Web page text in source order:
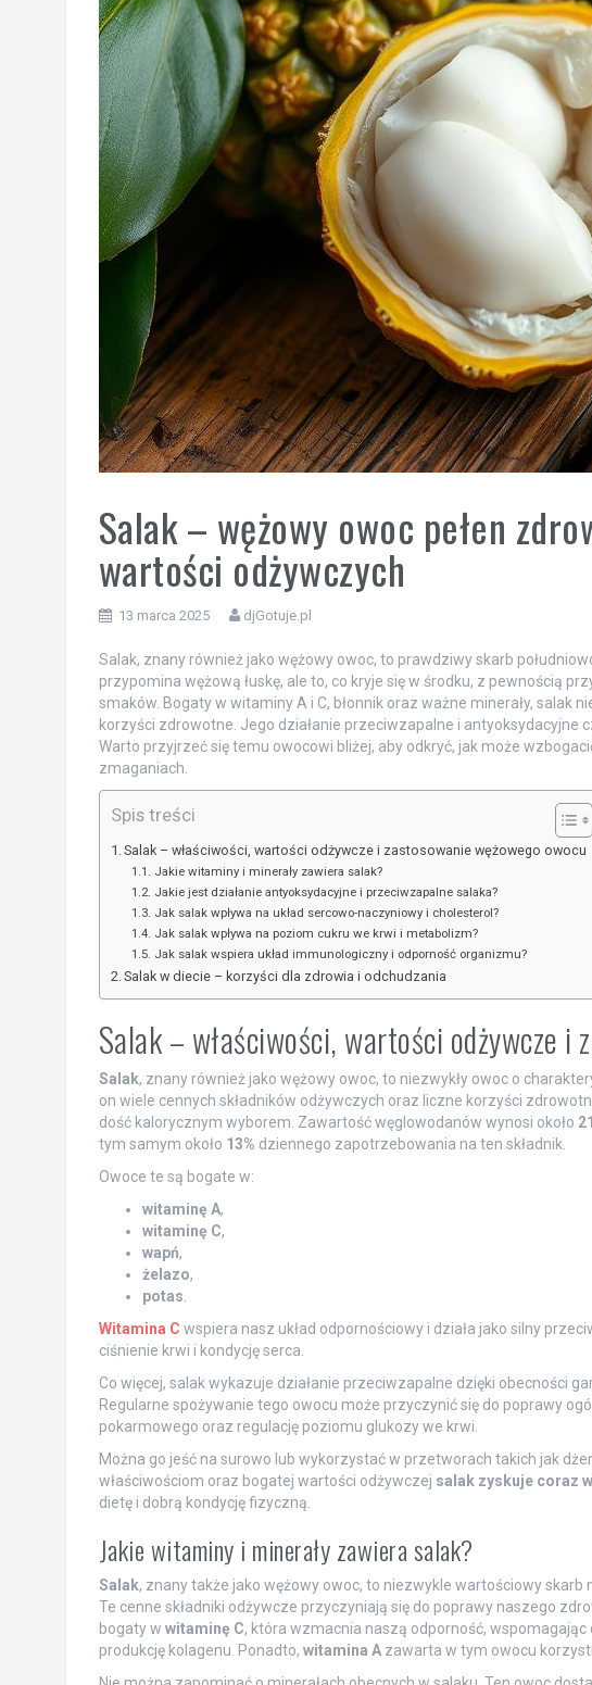
Salak – wężowy owoc pełen
wartości odżywczych
13 marca 2025 djGotuje.pl
Salak, znany również jako wężowy owoc, to prawdziwy skarb
przypomina wężową łuskę, ale to, co kryje się w środku, z pewnością
smaków. Bogaty w witaminy A i C, błonnik oraz ważne minerały, salak
korzyści zdrowotne. Jego działanie przeciwzapalne i antyoksydacyjne
Warto przyjrzeć się temu owocowi bliżej, aby odkryć, jak może
zmaganiach.
Spis treści
Salak – właściwości, wartości odżywcze i zastosowanie wężowego owocu
Jakie witaminy i minerały zawiera salak?
Jakie jest działanie antyoksydacyjne i przeciwzapalne salaka?
Jak salak wpływa na układ sercowo-naczyniowy i cholesterol?
Jak salak wpływa na poziom cukru we krwi i metabolizm?
Jak salak wspiera układ immunologiczny i odporność organizmu?
Salak w diecie – korzyści dla zdrowia i odchudzania
Salak – właściwości, wartości odżywcze i
Salak, znany również jako wężowy owoc, to niezwykły owoc o
on wiele cennych składników odżywczych oraz liczne korzyści
dość kalorycznym wyborem. Zawartość węglowodanów wynosi około
tym samym około 13% dziennego zapotrzebowania na ten składnik.
Owoce te są bogate w:
witaminę A,
witaminę C,
wapń,
żelazo,
potas.
Witamina C wspiera nasz układ odpornościowy i działa jako silny
ciśnienie krwi i kondycję serca.
Co więcej, salak wykazuje działanie przeciwzapalne dzięki obecności
Regularne spożywanie tego owocu może przyczynić się do poprawy
pokarmowego oraz regulację poziomu glukozy we krwi.
Można go jeść na surowo lub wykorzystać w przetworach takich jak
właściwościom oraz bogatej wartości odżywczej salak zyskuje coraz
dietę i dobrą kondycję fizyczną.
Jakie witaminy i minerały zawiera salak?
Salak, znany także jako wężowy owoc, to niezwykle wartościowy
Te cenne składniki odżywcze przyczyniają się do poprawy naszego
bogaty w witaminę C, która wzmacnia naszą odporność,
produkcję kolagenu. Ponadto, witamina Azawarta w tym owocu